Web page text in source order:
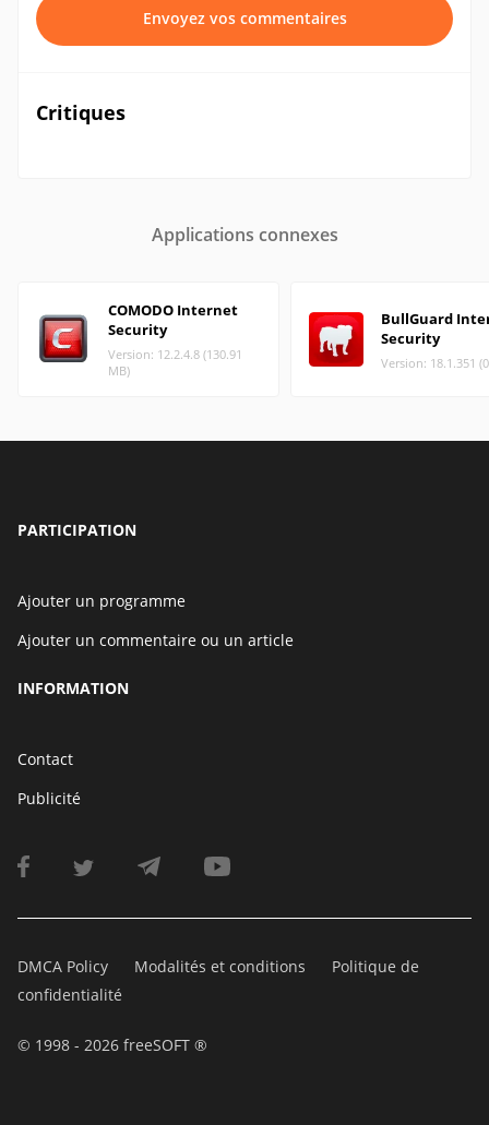
Envoyez vos commentaires
Critiques
Applications connexes
COMODO Internet
Security
Version: 12.2.4.8 (130.91
MB)
BullGuard
Security
Version: 18.1.351
PARTICIPATION
Ajouter un programme
Ajouter un commentaire ou un article
INFORMATION
Contact
Publicité
DMCA Policy Modalités et conditions
Politique de
confidentialité
© 1998 - 2026 freeSOFT ®